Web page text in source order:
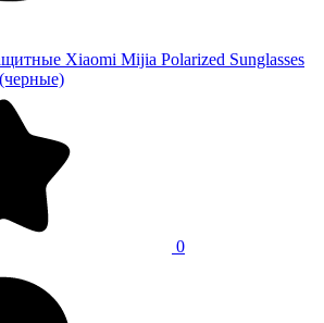
Xiaomi Mijia Polarized Sunglasses
0